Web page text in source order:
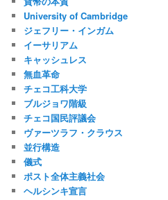
University of Cambridge
ジェフリー・インガム
イーサリアム
キャッシュレス
無血革命
チェコ工科大学
ブルジョワ階級
チェコ国民評議会
ヴァーツラフ・クラウス
並行構造
儀式
ポスト全体主義社会
ヘルシンキ宣言